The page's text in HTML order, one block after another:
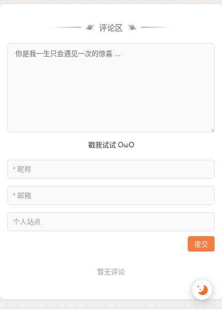
评论区